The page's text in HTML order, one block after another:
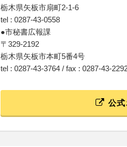
栃木県矢板市扇町2-1-6
tel : 0287-43-0558
●市秘書広報課
〒329-2192
栃木県矢板市本町5番4号
tel : 0287-43-3764 / fax : 0287-43-
公